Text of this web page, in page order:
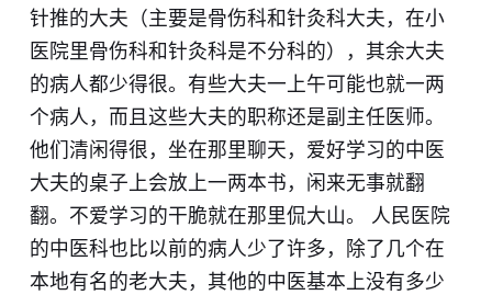
针推的大夫（主要是骨伤科和针灸科大夫，在小
医院里骨伤科和针灸科是不分科的），其余大夫
的病人都少得很。有些大夫一上午可能也就一两
个病人，而且这些大夫的职称还是副主任医师。
他们清闲得很，坐在那里聊天，爱好学习的中医
大夫的桌子上会放上一两本书，闲来无事就翻
翻。不爱学习的干脆就在那里侃大山。 人民医院
的中医科也比以前的病人少了许多，除了几个在
本地有名的老大夫，其他的中医基本上没有多少